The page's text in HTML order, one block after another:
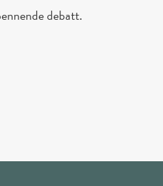
debatt.